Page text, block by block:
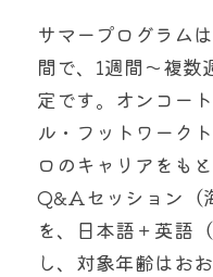
サマープログラム
間で、1週間〜複数
定です。オンコー
ル・フットワーク
ロのキャリアをも
Q&Aセッション（
を、日本語＋英語
し、対象年齢はお